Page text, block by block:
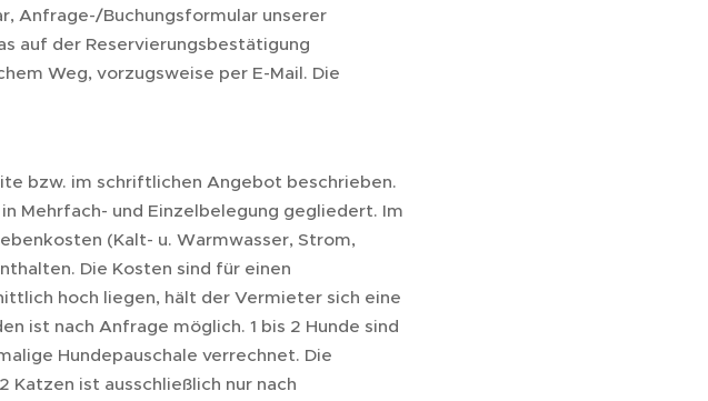
Anfrage-/Buchungsformular unserer
auf der Reservierungsbestätigung
Weg, vorzugsweise per E-Mail. Die
bzw. im schriftlichen Angebot beschrieben.
Mehrfach- und Einzelbelegung gegliedert. Im
(Kalt- u. Warmwasser, Strom,
Die Kosten sind für einen
hoch liegen, hält der Vermieter sich eine
ist nach Anfrage möglich. 1 bis 2 Hunde sind
Hundepauschale verrechnet. Die
Katzen ist ausschließlich nur nach